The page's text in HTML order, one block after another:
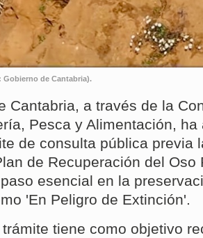
Gobierno de Cantabria).
Cantabria, a través de la
Pesca y Alimentación,
de consulta pública previa
de Recuperación del Oso
esencial en la
'En Peligro de Extinción'.
tiene como objetivo